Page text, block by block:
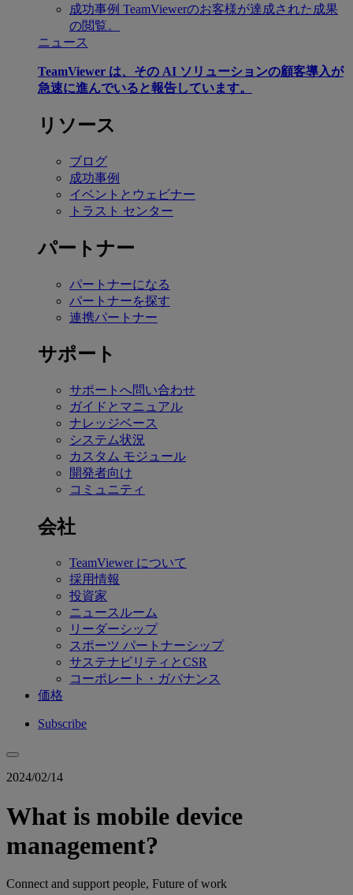
成功事例 TeamViewerのお客様が達成された成果
の閲覧。
ニュース
TeamViewer は、その AI ソリューションの顧客導入が
急速に進んでいると報告しています。
リソース
ブログ
成功事例
イベントとウェビナー
トラスト センター
パートナー
パートナーになる
パートナーを探す
連携パートナー
サポート
サポートへ問い合わせ
ガイドとマニュアル
ナレッジベース
システム状況
カスタム モジュール
開発者向け
コミュニティ
会社
TeamViewer について
採用情報
投資家
ニュースルーム
リーダーシップ
スポーツ パートナーシップ
サステナビリティとCSR
コーポレート・ガバナンス
価格
Subscribe
2024/02/14
What is mobile device
management?
Connect and support people, Future of work